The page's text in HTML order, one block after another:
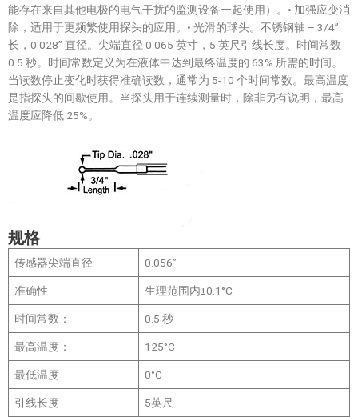
能存在来自其他电极的电气干扰的监测设备一起使用）。• 加强应变消
除，适用于更频繁使用探头的应用。• 光滑的球头。不锈钢轴 – 3/4”
长，0.028” 直径。尖端直径 0.065 英寸，5 英尺引线长度。时间常数
0.5 秒。时间常数定义为在液体中达到最终温度的 63% 所需的时间。
当读数停止变化时获得准确读数，通常为 5-10 个时间常数。最高温度
是指探头的间歇使用。当探头用于连续测量时，除非另有说明，最高
温度应降低 25%。
规格
传感器尖端直径 0.056”
准确性 生理范围内±0.1°C
时间常数： 0.5 秒
最高温度： 125°C
最低温度 0°C
引线长度 5英尺